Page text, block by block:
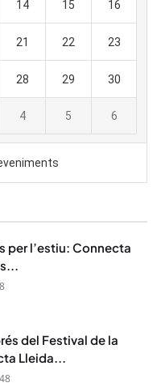
per l’estiu: Connecta
del Festival de la
Lleida...